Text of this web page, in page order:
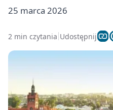
25 marca 2026
2 min czytania Udostępnij